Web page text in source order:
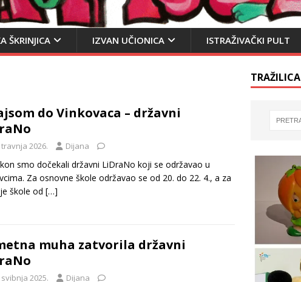
ŠKRINJICA IZVAN UČIONICA ISTRAŽIVAČKI PULT
do Vinkovaca – državni
travnja 2026. Dijana
smo dočekali državni LiDraNo koji se održavao u
Za osnovne škole održavao se od 20. do 22. 4., a za
škole od […]
muha zatvorila državni
svibnja 2025. Dijana
TRAŽILICA